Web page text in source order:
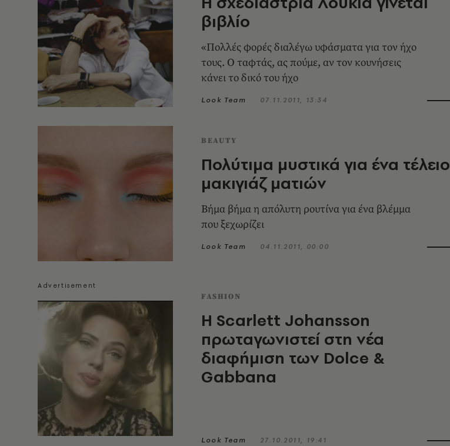
βιβλίο
«Πολλές φορές διαλέγω υφάσματα για τον ήχο
τους. Ο ταφτάς, ας πούμε, αν τον κουνήσεις
κάνει το δικό του ήχο
Look Team 07.11.2011, 13:34
BEAUTY
Πολύτιμα μυστικά για ένα τέλειο
μακιγιάζ ματιών
Βήμα βήμα η απόλυτη ρουτίνα για ένα βλέμμα
που ξεχωρίζει
Look Team 04.11.2011, 00:00
FASHION
Η Scarlett Johansson
πρωταγωνιστεί στη νέα
διαφήμιση των Dolce &
Gabbana
Look Team 27.10.2011, 19:41